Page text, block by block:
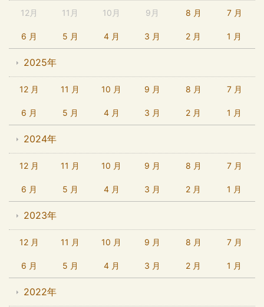
12月 11月 10月 9月 8 月 7 月
6 月 5 月 4 月 3 月 2 月 1 月
2025年
12 月 11 月 10 月 9 月 8 月 7 月
6 月 5 月 4 月 3 月 2 月 1 月
2024年
12 月 11 月 10 月 9 月 8 月 7 月
6 月 5 月 4 月 3 月 2 月 1 月
2023年
12 月 11 月 10 月 9 月 8 月 7 月
6 月 5 月 4 月 3 月 2 月 1 月
2022年